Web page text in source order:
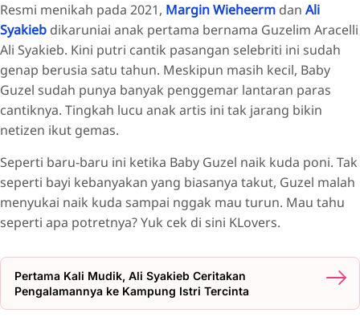
Resmi menikah pada 2021, Margin Wieheerm dan Ali
Syakieb dikaruniai anak pertama bernama Guzelim Aracelli
Ali Syakieb. Kini putri cantik pasangan selebriti ini sudah
genap berusia satu tahun. Meskipun masih kecil, Baby
Guzel sudah punya banyak penggemar lantaran paras
cantiknya. Tingkah lucu anak artis ini tak jarang bikin
netizen ikut gemas.
Seperti baru-baru ini ketika Baby Guzel naik kuda poni. Tak
seperti bayi kebanyakan yang biasanya takut, Guzel malah
menyukai naik kuda sampai nggak mau turun. Mau tahu
seperti apa potretnya? Yuk cek di sini KLovers.
Pertama Kali Mudik, Ali Syakieb Ceritakan
Pengalamannya ke Kampung Istri Tercinta